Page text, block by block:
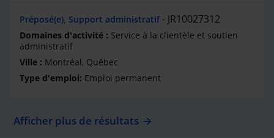
Préposé(e), Support administratif JR10027312
Service à la clientèle et soutien
administratif
Montréal, Québec
Emploi permanent
Afficher plus de résultats